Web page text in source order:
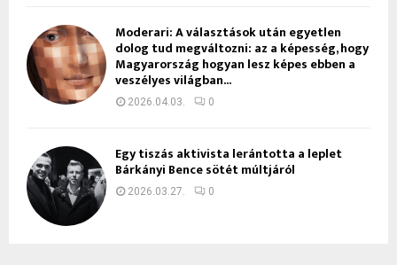
Moderari: A választások után egyetlen
dolog tud megváltozni: az a képesség, hogy
Magyarország hogyan lesz képes ebben a
veszélyes világban...
2026.04.03. 0
Egy tiszás aktivista lerántotta a leplet
Bárkányi Bence sötét múltjáról
2026.03.27. 0